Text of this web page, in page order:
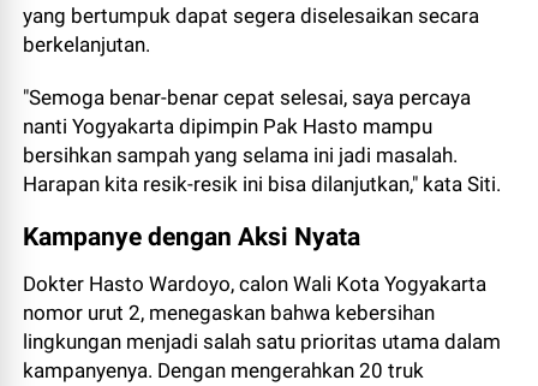
yang bertumpuk dapat segera diselesaikan secara
berkelanjutan.
"Semoga benar-benar cepat selesai, saya percaya
nanti Yogyakarta dipimpin Pak Hasto mampu
bersihkan sampah yang selama ini jadi masalah.
Harapan kita resik-resik ini bisa dilanjutkan," kata Siti.
Kampanye dengan Aksi Nyata
Dokter Hasto Wardoyo, calon Wali Kota Yogyakarta
nomor urut 2, menegaskan bahwa kebersihan
lingkungan menjadi salah satu prioritas utama dalam
kampanyenya. Dengan mengerahkan 20 truk